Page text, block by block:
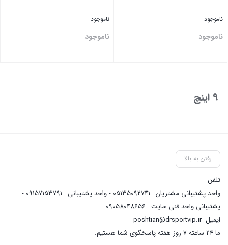
ناموجود
ناموجود
ناموجود
ناموجود
9 اینچ
رفتن به بالا
تلفن
واحد پشتیبانی مشتریان : 05135092741 - واحد پشتیبانی : 09157153791 -
پشتیبانی واحد فنی سایت : 09058048656
ایمیلposhtian@drsportvip.ir
ما 24 ساعته 7 روز هفته پاسخگوی شما هستیم.